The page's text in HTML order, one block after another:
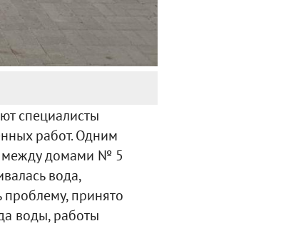
специалисты
работ. Одним
между домами № 5
вода,
принято
воды, работы